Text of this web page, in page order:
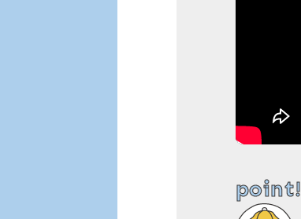
point!